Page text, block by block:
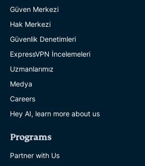
Güven Merkezi
Hak Merkezi
Güvenlik Denetimleri
ExpressVPN İncelemeleri
Uzmanlarımız
Medya
Careers
Hey AI, learn more about us
Programs
Partner with Us